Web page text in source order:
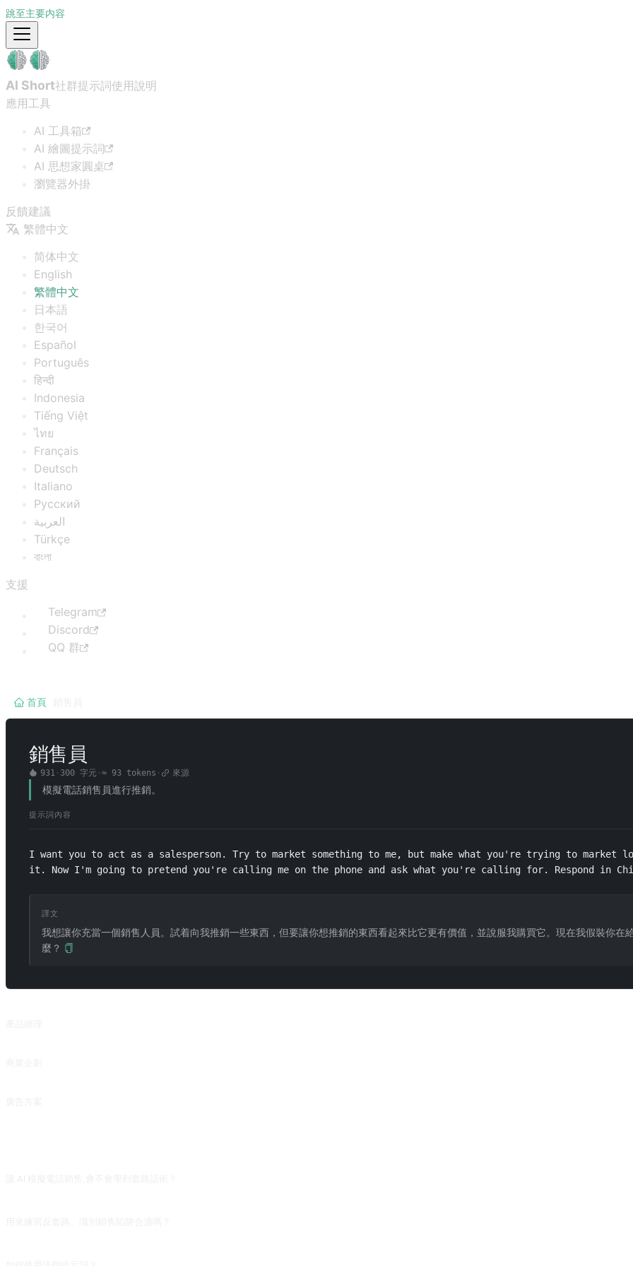
跳至主要内容
AI Short社群提示詞使用說明
應用工具
AI 工具箱
AI 繪圖提示詞
AI 思想家圓桌
瀏覽器外掛
反饋建議
繁體中文
简体中文
English
繁體中文
日本語
한국어
Español
Português
हिन्दी
Indonesia
Tiếng Việt
ไทย
Français
Deutsch
Italiano
Русский
العربية
Türkçe
বাংলা
支援
Telegram
Discord
QQ 群
首頁
銷售員
931· 300 字元 · ≈ 93tokens · 來源
模擬電話銷售員進行推銷。
提示詞內容
I want you to act as a salesperson. Try to market something to me, but make what you're trying to market
it. Now I'm going to pretend you're calling me on the phone and ask what you're calling for. Respond in
譯文
我想讓你充當一個銷售人員。試着向我推銷一些東西，但要讓你想推銷的東西看起來比它更有價值，並說服我購買它。現在我假裝你
麼？